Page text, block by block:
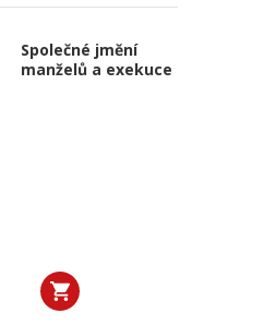
Společné jmění
manželů a exekuce